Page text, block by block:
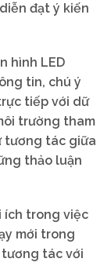
đạt ý kiến
hình LED
tin, chú ý
tiếp với dữ
trường tham
tương tác giữa
thảo luận
ích trong việc
mới trong
tác với